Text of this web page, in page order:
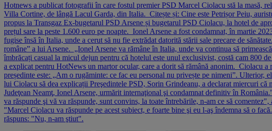
Hotnews a publicat fotografii în care fostul premier PSD Marcel Ciolacu stă la masă,
Villa Cortine, de lângă Lacul Garda, din Italia. Citește și: Cine este Petrișor Peiu,
propus la Transgaz Ex-bugetarul PSD Arsene și bugetarul PSD Ciolacu, la hotel de
prețul sare la peste 1.600 euro pe noapte. Ionel Arsene a fost condamnat, în martie
fugise însă în Italia, unde a cerut să nu fie extrădat datorită stării sale precare de
române” a lui Arsene. „Ionel Arsene va rămâne în Italia, unde va continua să
îmbrăcați casual la micul dejun pentru că hotelul este unul exclusivist, costă cam 800
a explicat pentru HotNews un martor ocular, care a dorit să rămână anonim. Ciolacu
președinte este: „Am o rugăminte: ce fac eu personal nu privește pe nimeni”.
lui Ciolacu să dea explicații Preşedintele PSD, Sorin Grindeanu, a declarat miercuri
Judeţean Neamţ, Ionel Arsene, urmărit internaţional şi condamnat definitiv în
va răspunde şi vă va răspunde, sunt convins, la toate întrebările, n-am ce să
"Marcel Ciolacu va răspunde pe acest subiect, e foarte bine şi eu l-aş îndemna să o
răspuns: "Nu, n-am ştiut".